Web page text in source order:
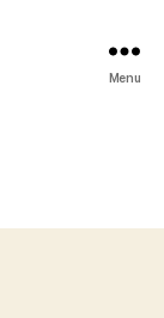
Menu